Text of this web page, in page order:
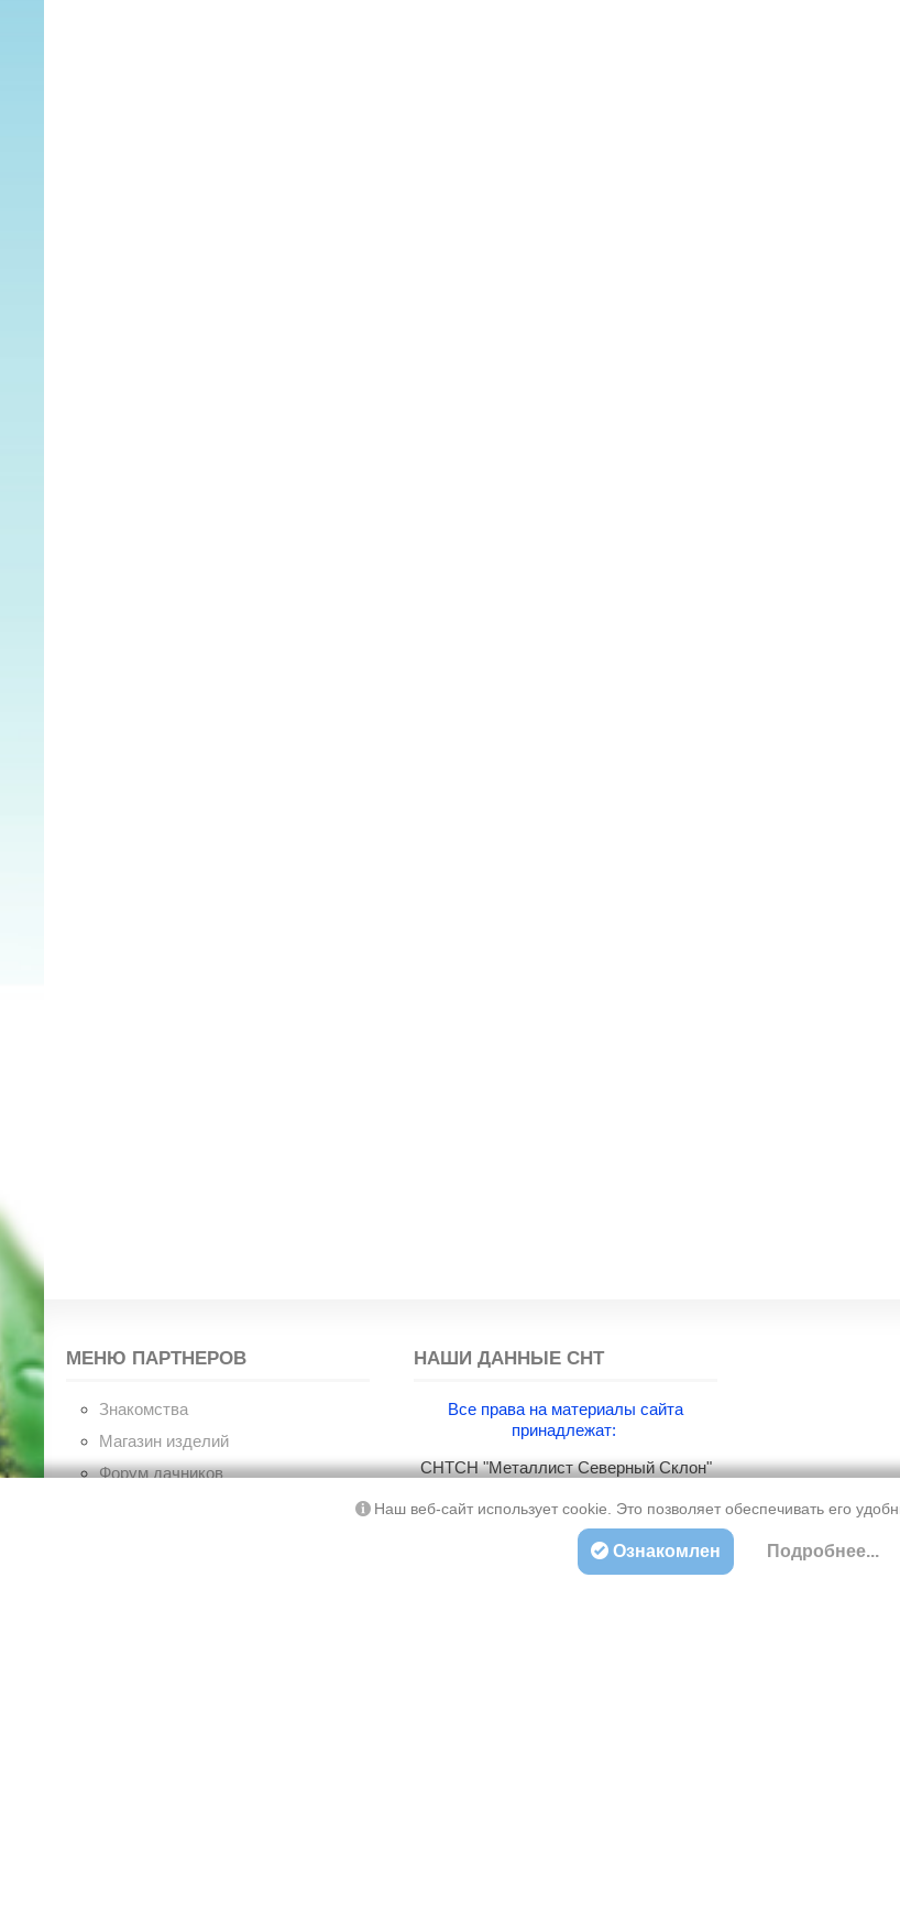
МЕНЮ ПАРТНЕРОВ
Знакомства
Магазин изделий
Форум дачников
НАШИ ДАННЫЕ СНТ
Все права на материалы сайта
принадлежат:
СНТСН "Металлист Северный Склон"
Кузбасс г. Новокузнецк.
Наш веб-сайт использует cookie. Это позволяет обеспечивать его
Ознакомлен Подробнее...